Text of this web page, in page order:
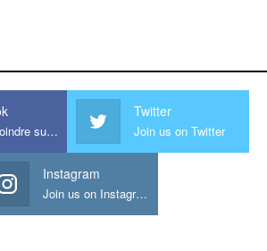
Nous Rejoindre sur Facebook
Twitter
Join us on Twitter
Instagram
Join us on Instagram